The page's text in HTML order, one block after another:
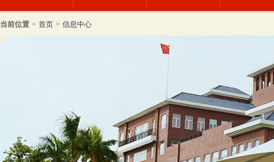
当前位置 > 首页 > 信息中心